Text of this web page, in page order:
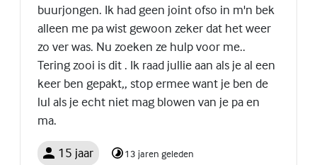
buurjongen. Ik had geen joint ofso in m'n bek
alleen me pa wist gewoon zeker dat het weer
zo ver was. Nu zoeken ze hulp voor me..
Tering zooi is dit . Ik raad jullie aan als je al een
keer ben gepakt,, stop ermee want je ben de
lul als je echt niet mag blowen van je pa en
ma.
15 jaar 13 jaren geleden